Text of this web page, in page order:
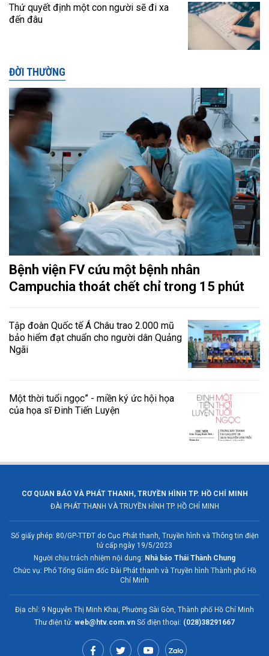
Thứ quyết định một con người sẽ đi xa
đến đâu
ĐỜI THƯỜNG
Bệnh viện FV cứu một bệnh nhân
Campuchia thoát chết chỉ trong 15 phút
Tập đoàn Quốc tế Á Châu trao 2.000 mũ
bảo hiểm đạt chuẩn cho người dân Quảng
Ngãi
Một thời tuổi ngọc” - miền ký ức hội họa
của họa sĩ Đinh Tiến Luyện
CƠ QUAN BÁO VÀ PHÁT THANH, TRUYỀN HÌNH TP. HỒ CHÍ MINH
ĐÀI PHÁT THANH VÀ TRUYỀN HÌNH TP. HỒ CHÍ MINH
Số giấy phép: 80/GP-TTĐT do Cục Phát thanh, Truyền hình và Thông tin điện
tử cấp ngày 19/5/2023
Người chịu trách nhiệm nội dung: Nhà báo Thái Thành Chung
Chức vụ: Phó Tổng Giám đốc Đài Phát thanh và Truyền hình Thành phố Hồ
Chí Minh
Địa chỉ: 9 Nguyễn Thị Minh Khai, Phường Sài Gòn, Thành phố Hồ Chí Minh
Thư điện tử: web@htv.com.vn Số điện thoại: (028)38291667